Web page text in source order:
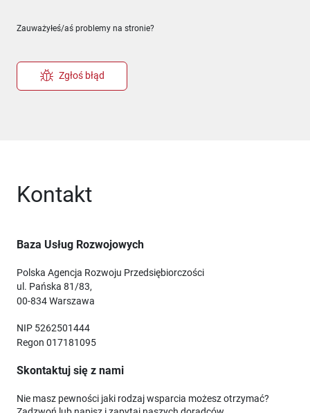
Zauważyłeś/aś problemy na stronie?
Zgłoś błąd
Kontakt
Baza Usług Rozwojowych
Polska Agencja Rozwoju Przedsiębiorczości
ul. Pańska 81/83,
00-834 Warszawa
NIP 5262501444
Regon 017181095
Skontaktuj się z nami
Nie masz pewności jaki rodzaj wsparcia możesz otrzymać?